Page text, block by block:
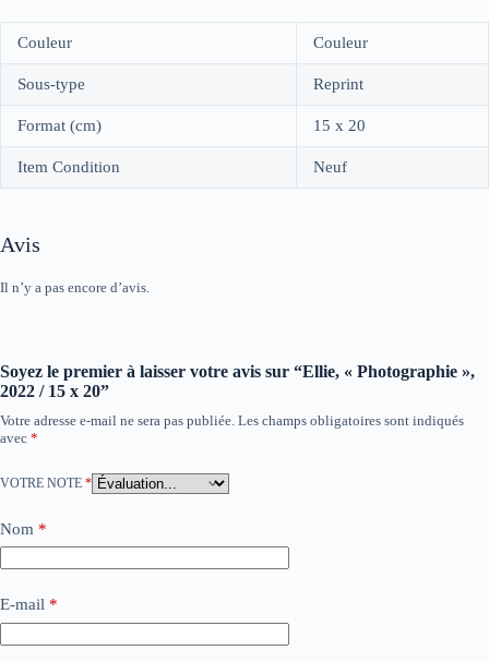
Couleur Couleur
Sous-type Reprint
Format (cm) 15 x 20
Item Condition Neuf
Avis
Il n’y a pas encore d’avis.
Soyez le premier à laisser votre avis sur “Ellie, « Photographie »,
2022 / 15 x 20”
Votre adresse e-mail ne sera pas publiée. Les champs obligatoires sont indiqués
avec *
VOTRE NOTE *
Nom *
E-mail *